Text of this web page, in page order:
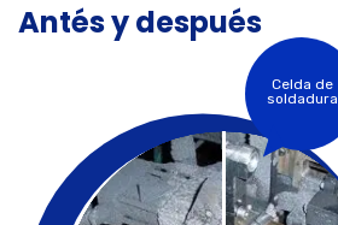
Antés y después
Celda de
soldadura